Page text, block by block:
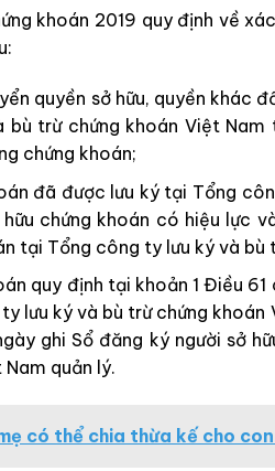
khoán 2019 quy định về
quyền sở hữu, quyền khác
bù trừ chứng khoán Việt
chứng khoán;
đã được lưu ký tại Tổng
hữu chứng khoán có hiệu lực
tại Tổng công ty lưu ký và bù
quy định tại khoản 1 Điều
lưu ký và bù trừ chứng
ghi Sổ đăng ký người sở
quản lý.
có thể chia thừa kế cho